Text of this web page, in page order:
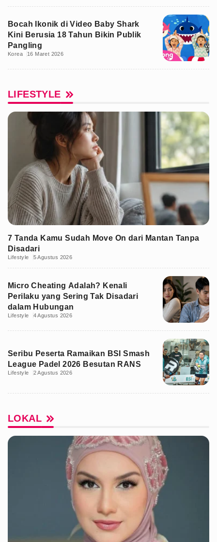
Bocah Ikonik di Video Baby Shark
Kini Berusia 18 Tahun Bikin Publik
Pangling
Korea 16 Maret 2026
LIFESTYLE
7 Tanda Kamu Sudah Move On dari Mantan Tanpa
Disadari
Lifestyle 5 Agustus 2026
Micro Cheating Adalah? Kenali
Perilaku yang Sering Tak Disadari
dalam Hubungan
Lifestyle 4 Agustus 2026
Seribu Peserta Ramaikan BSI Smash
League Padel 2026 Besutan RANS
Lifestyle 2 Agustus 2026
LOKAL